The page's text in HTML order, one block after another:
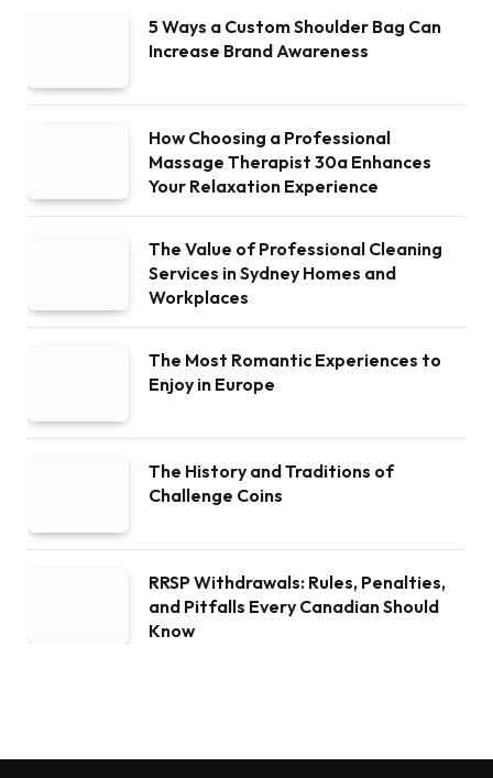
5 Ways a Custom Shoulder Bag Can
Increase Brand Awareness
How Choosing a Professional
Massage Therapist 30a Enhances
Your Relaxation Experience
The Value of Professional Cleaning
Services in Sydney Homes and
Workplaces
The Most Romantic Experiences to
Enjoy in Europe
The History and Traditions of
Challenge Coins
RRSP Withdrawals: Rules, Penalties,
and Pitfalls Every Canadian Should
Know